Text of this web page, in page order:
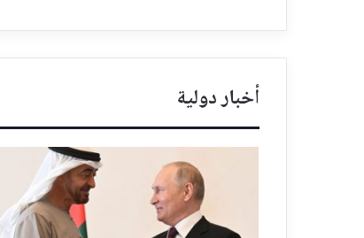
أخبار دولية